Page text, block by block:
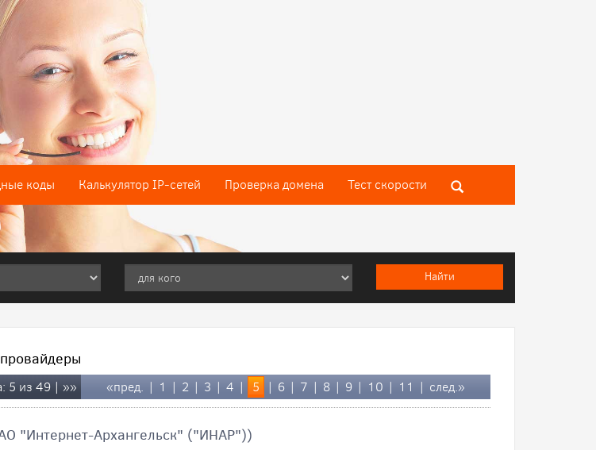
коды Калькулятор IP-сетей Проверка домена Тест скороcти
5 из 49 | »» «пред. | 1 | 2 | 3 | 4 | 5 | 6 | 7 | 8 | 9 | 10 | 11 | след.»
"Интернет-Архангельск" ("ИНАР"))